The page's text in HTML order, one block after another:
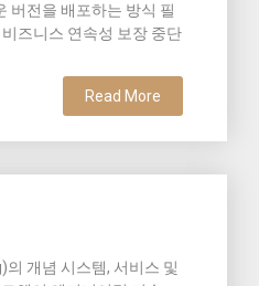
버전을 배포하는 방식 필
즈니스 연속성 보장 중단
Read More
의 개념 시스템, 서비스 및